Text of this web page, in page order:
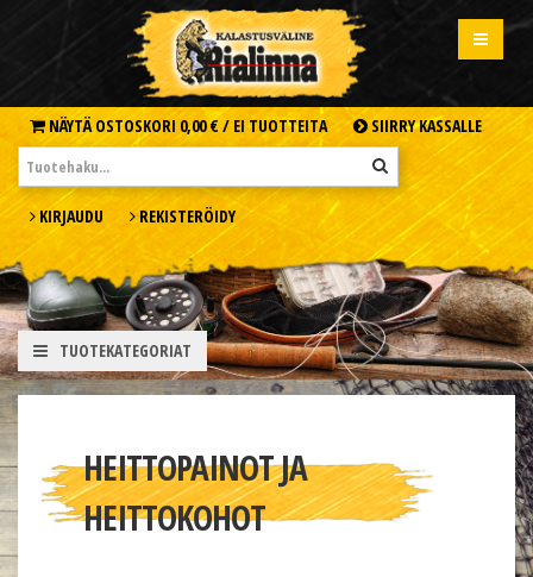
NÄYTÄ OSTOSKORI 0,00 € / EI TUOTTEITA SIIRRY KASSALLE
KIRJAUDU REKISTERÖIDY
TUOTEKATEGORIAT
HEITTOPAINOT JA
HEITTOKOHOT